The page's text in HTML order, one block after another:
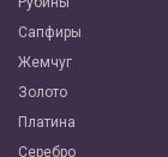
Сапфиры
Жемчуг
Золото
Платина
Серебро